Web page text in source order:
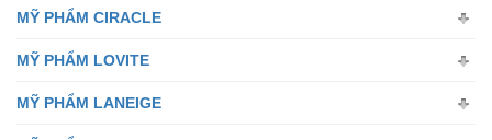
MỸ PHẨM CIRACLE
MỸ PHẨM LOVITE
MỸ PHẨM LANEIGE